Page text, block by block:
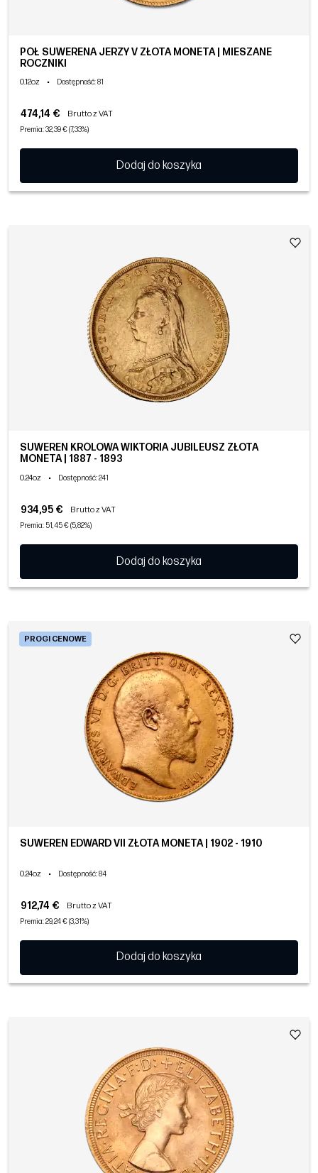
PÓŁ SUWERENA JERZY V ZŁOTA MONETA | MIESZANE
ROCZNIKI
0.12oz • Dostępność: 81
474,14 € Brutto z VAT
Premia: 32,39 € (7,33%)
Dodaj do koszyka
SUWEREN KRÓLOWA WIKTORIA JUBILEUSZ ZŁOTA
MONETA | 1887 - 1893
0.24oz • Dostępność: 241
934,95 € Brutto z VAT
Premia: 51,45 € (5,82%)
Dodaj do koszyka
PROGI CENOWE
SUWEREN EDWARD VII ZŁOTA MONETA | 1902 - 1910
0.24oz • Dostępność: 84
912,74 € Brutto z VAT
Premia: 29,24 € (3,31%)
Dodaj do koszyka